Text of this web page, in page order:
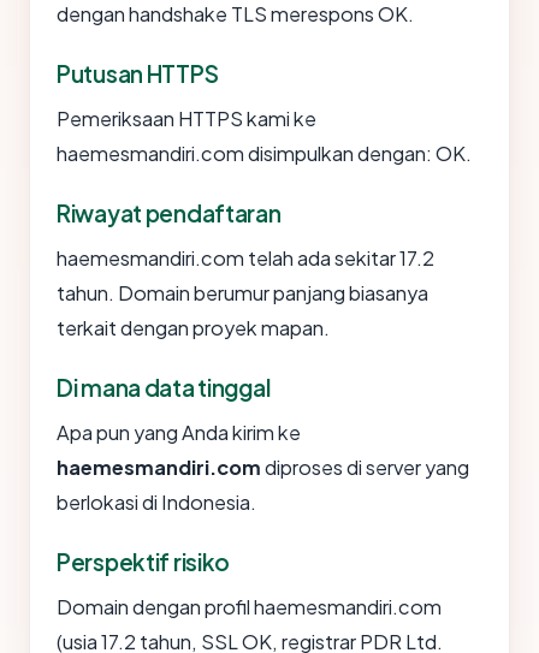
dengan handshake TLS merespons OK.
Putusan HTTPS
Pemeriksaan HTTPS kami ke
haemesmandiri.com disimpulkan dengan: OK.
Riwayat pendaftaran
haemesmandiri.com telah ada sekitar 17.2
tahun. Domain berumur panjang biasanya
terkait dengan proyek mapan.
Di mana data tinggal
Apa pun yang Anda kirim ke
haemesmandiri.comdiproses di server yang
berlokasi di Indonesia.
Perspektif risiko
Domain dengan profil haemesmandiri.com
(usia 17.2 tahun, SSL OK, registrar PDR Ltd.